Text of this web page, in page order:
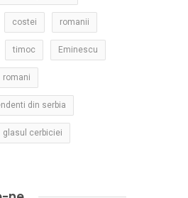
costei romanii
timoc Eminescu
romani
din serbia
glasul cerbiciei